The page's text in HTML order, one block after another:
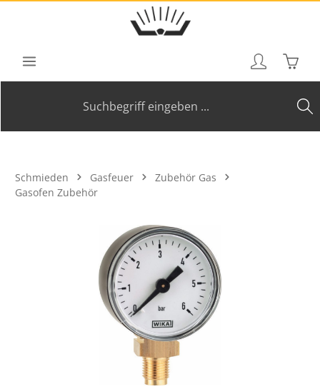
Zum Hauptinhalt springen
Schmieden Gasfeuer
Zubehör Gas
Gasofen Zubehör
Bildergalerie überspringen